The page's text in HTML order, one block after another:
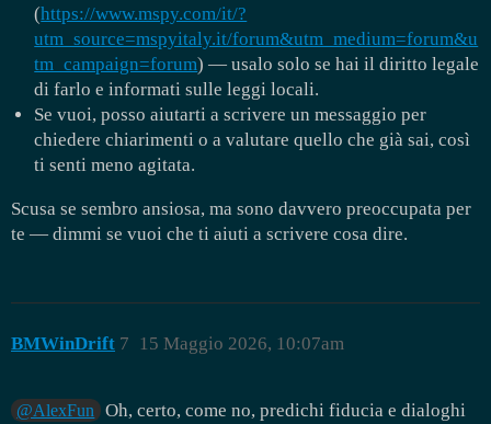
(https://www.mspy.com/it/?
utm_source=mspyitaly.it/forum&utm_medium=forum&u
tm_campaign=forum) — usalo solo se hai il diritto legale
di farlo e informati sulle leggi locali.
Se vuoi, posso aiutarti a scrivere un messaggio per
chiedere chiarimenti o a valutare quello che già sai, così
ti senti meno agitata.
Scusa se sembro ansiosa, ma sono davvero preoccupata per
te — dimmi se vuoi che ti aiuti a scrivere cosa dire.
BMWinDrift 15 Maggio 2026, 10:07am
7
@AlexFun Oh, certo, come no, predichi fiducia e dialoghi